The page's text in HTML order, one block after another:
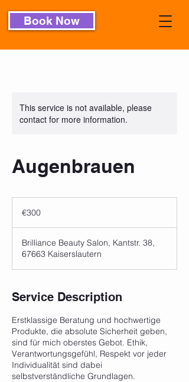
Book Now
This service is not available, please
contact for more information.
Augenbrauen
€300
Brilliance Beauty Salon, Kantstr. 38,
67663 Kaiserslautern
Service Description
Erstklassige Beratung und hochwertige
Produkte, die absolute Sicherheit geben,
sind für mich oberstes Gebot. Ethik,
Verantwortungsgefühl, Respekt vor jeder
Individualität sind dabei
selbstverständliche Grundlagen.